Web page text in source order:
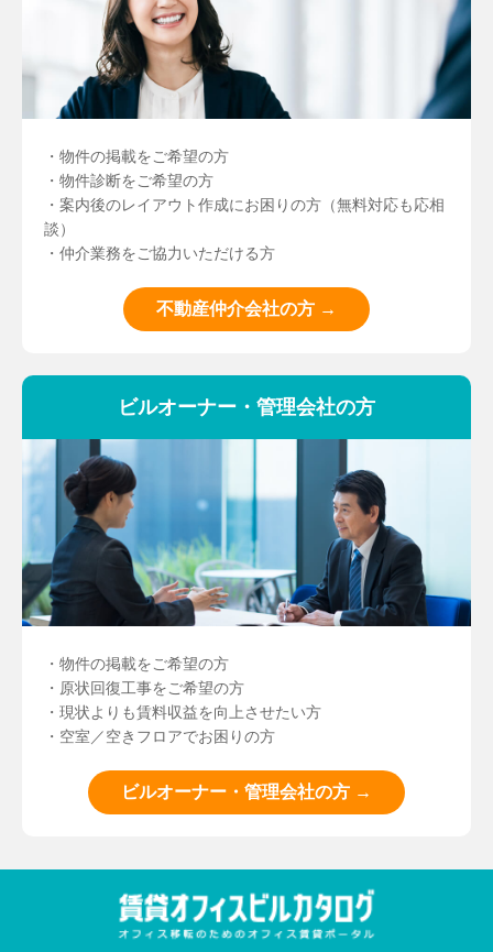
・物件の掲載をご希望の方
・物件診断をご希望の方
・案内後のレイアウト作成にお困りの方（無料対応も応相
談）
・仲介業務をご協力いただける方
不動産仲介会社の方 →
ビルオーナー・管理会社の方
・物件の掲載をご希望の方
・原状回復工事をご希望の方
・現状よりも賃料収益を向上させたい方
・空室／空きフロアでお困りの方
ビルオーナー・管理会社の方 →